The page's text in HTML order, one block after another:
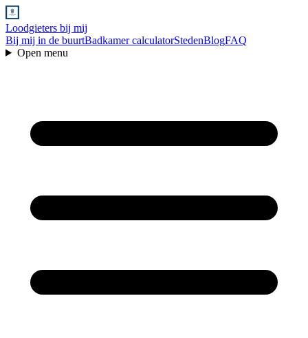
Loodgieters bij mij
Bij mij in de buurtBadkamer calculatorStedenBlogFAQ
Open menu